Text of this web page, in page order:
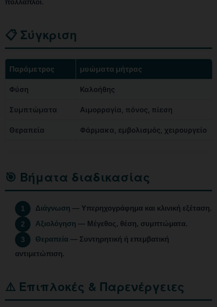
πολλαπλοί.
📋 Σύγκριση
Παράμετρος μυώματα μήτρας
Φύση Καλοήθης
Συμπτώματα Αιμορραγία, πόνος, πίεση
Θεραπεία Φάρμακα, εμβολισμός, χειρουργείο
🎯 Βήματα διαδικασίας
1 Διάγνωση — Υπερηχογράφημα και κλινική εξέταση.
2
Αξιολόγηση — Μέγεθος, θέση, συμπτώματα.
3
Θεραπεία — Συντηρητική ή επεμβατική
αντιμετώπιση.
⚠️ Επιπλοκές & Παρενέργειες